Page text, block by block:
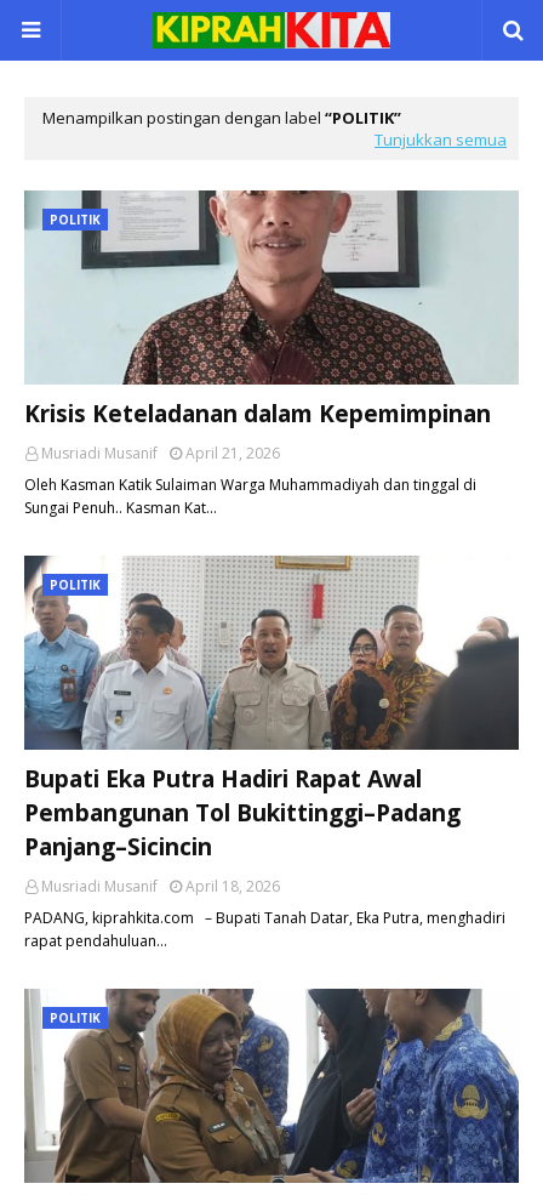
Menampilkan postingan dengan label
POLITIK
Tunjukkan semua
POLITIK
Krisis Keteladanan dalam Kepemimpinan
Musriadi Musanif
April 21, 2026
Oleh Kasman Katik Sulaiman Warga Muhammadiyah dan tinggal di
Sungai Penuh.. Kasman Kat…
POLITIK
Bupati Eka Putra Hadiri Rapat Awal
Pembangunan Tol Bukittinggi–Padang
Panjang–Sicincin
Musriadi Musanif
April 18, 2026
PADANG, kiprahkita.com – Bupati Tanah Datar, Eka Putra, menghadiri
rapat pendahuluan…
POLITIK